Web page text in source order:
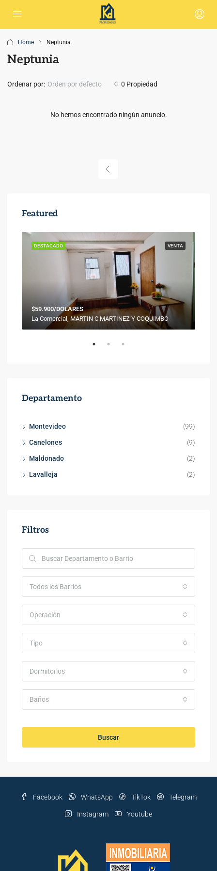
Home Neptunia
Neptunia
0 Propiedad
Ordenar por: Orden por defecto
No hemos encontrado ningún anuncio.
Featured
VENTA
DESTACADO
$59.900/DOLARES
La Comercial, MARTIN C MARTINEZ Y COQUIMBO
Departamento
Montevideo (99)
Canelones (9)
Maldonado (2)
Lavalleja (2)
Filtros
Todos los Barrios
Operación
Tipo
Dormitorios
Baños
Buscar
Facebook WhatsApp TikTok Telegram
Instagram Youtube